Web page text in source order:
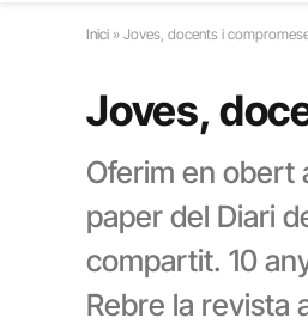
Inici » Joves, docents i
Joves,
Oferim en obert
paper del Diari
compartit. 10
Rebre la revista